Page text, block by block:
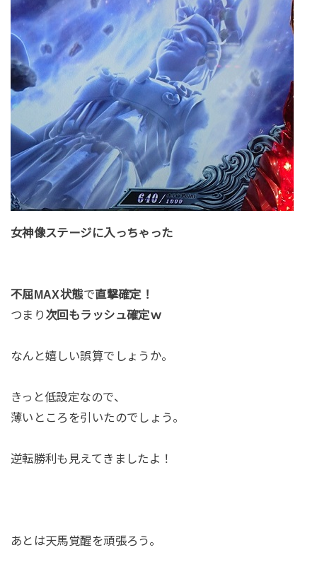
女神像ステージに入っちゃった
不屈MAX状態で直撃確定！
つまり 次回もラッシュ確定ｗ
なんと嬉しい誤算でしょうか。
きっと低設定なので、
薄いところを引いたのでしょう。
逆転勝利も見えてきましたよ！
あとは天馬覚醒を頑張ろう。